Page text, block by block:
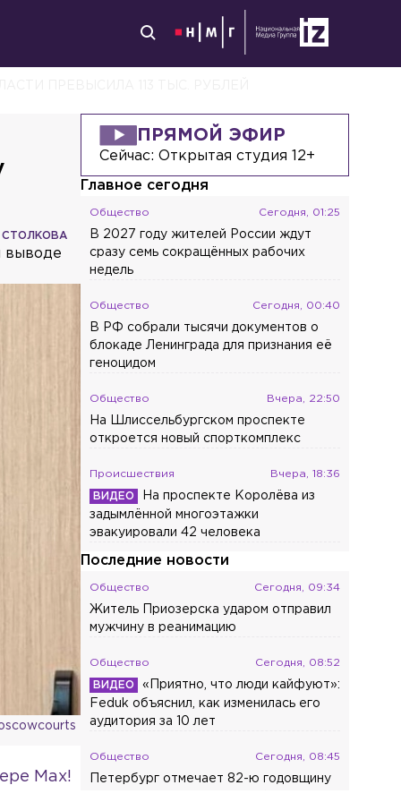
СТОЛКОВА
выводе
Max!
ПРЯМОЙ ЭФИР
Сейчас:Открытая студия 12+
Главное сегодня
Общество Сегодня, 01:25
В 2027 году жителей России ждут
сразу семь сокращённых рабочих
недель
Общество Сегодня, 00:40
В РФ собрали тысячи документов о
блокаде Ленинграда для признания её
геноцидом
Общество Вчера, 22:50
На Шлиссельбургском проспекте
откроется новый спорткомплекс
Происшествия Вчера, 18:36
На проспекте Королёва из
задымлённой многоэтажки
эвакуировали 42 человека
Последние новости
Общество Сегодня, 09:34
Житель Приозерска ударом отправил
мужчину в реанимацию
Общество Сегодня, 08:52
«Приятно, что люди кайфуют»:
Feduk объяснил, как изменилась его
аудитория за 10 лет
Общество Сегодня, 08:45
Петербург отмечает 82-ю годовщину